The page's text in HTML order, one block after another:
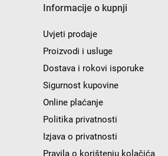
Informacije o kupnji
Uvjeti prodaje
Proizvodi i usluge
Dostava i rokovi isporuke
Sigurnost kupovine
Online plaćanje
Politika privatnosti
Izjava o privatnosti